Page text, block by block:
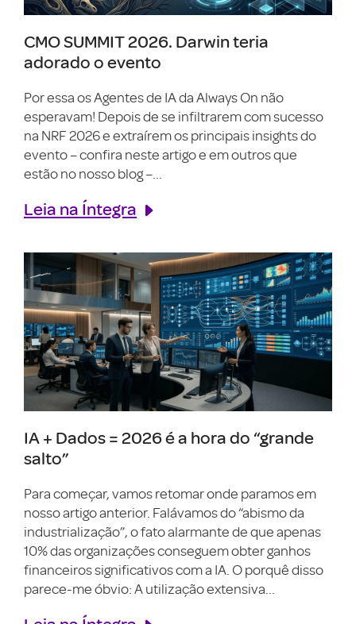
CMO SUMMIT 2026. Darwin teria
adorado o evento
Por essa os Agentes de IA da Always On não
esperavam! Depois de se infiltrarem com sucesso
na NRF 2026 e extraírem os principais insights do
evento – confira neste artigo e em outros que
estão no nosso blog –...
Leia na Íntegra
IA + Dados = 2026 é a hora do “grande
salto”
Para começar, vamos retomar onde paramos em
nosso artigo anterior. Falávamos do “abismo da
industrialização”, o fato alarmante de que apenas
10% das organizações conseguem obter ganhos
financeiros significativos com a IA. O porquê disso
parece-me óbvio: A utilização extensiva...